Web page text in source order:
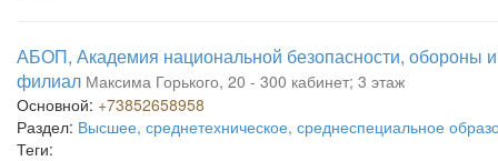
АБОП, Академия национальной безопасности, обороны
филиал Максима Горького, 20 - 300 кабинет; 3 этаж
Основной: +73852658958
Раздел: Высшее, среднетехническое, среднеспециальное
Теги: